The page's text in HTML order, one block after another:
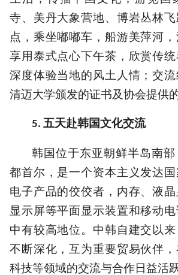
寺、美丹大象营地、博岩丛林
点，乘坐嘟嘟车，船游美萍河，
享用泰式点心下午茶，欣赏传统
深度体验当地的风土人情；交
清迈大学颁发的证书及协会提供
5. 五天赴韩国文化交流
韩国位于东亚朝鲜半岛南
都首尔，是一个资本主义发达
电子产品的佼佼者，内存、液
显示屏等平面显示装置和移动
中有较高地位。中韩自建交以
不断深化，互为重要贸易伙伴，
科技等领域的交流与合作日益活跃